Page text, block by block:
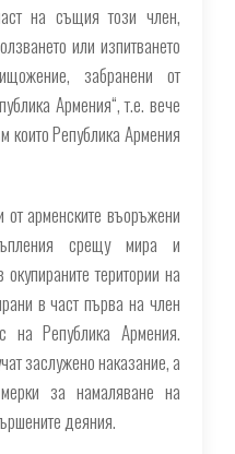
на същия този член,
или изпитването
забранени от
Армения“, т.е. вече
които Република Армения
арменските въоръжени
срещу мира и
територии на
в част първа на член
на Република Армения.
заслужено наказание, а
за намаляване на
деяния.